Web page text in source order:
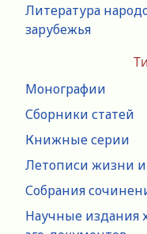
Литература
зарубежья
Монографии
Сборники статей
Книжные серии
Летописи жизни и
Собрания
Научные издания